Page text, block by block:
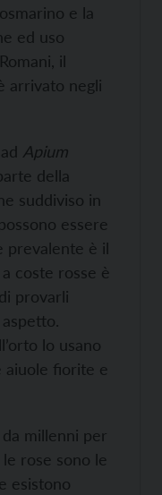
e la
ed uso
il
arrivato negli
Apium
della
suddiviso in
essere
prevalente è il
coste rosse è
provarli
lo usano
aiuole fiorite e
millenni per
rose sono le
esistono